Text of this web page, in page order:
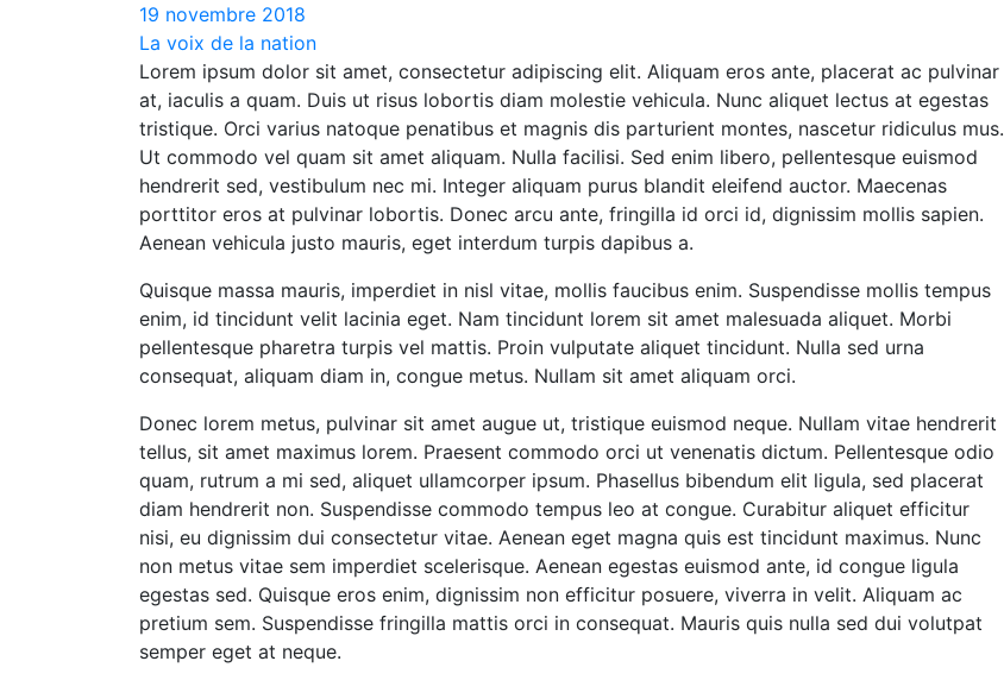
19 novembre 2018
La voix de la nation
Lorem ipsum dolor sit amet, consectetur adipiscing elit. Aliquam eros ante, placerat ac pulvinar
at, iaculis a quam. Duis ut risus lobortis diam molestie vehicula. Nunc aliquet lectus at egestas
tristique. Orci varius natoque penatibus et magnis dis parturient montes, nascetur ridiculus mus.
Ut commodo vel quam sit amet aliquam. Nulla facilisi. Sed enim libero, pellentesque euismod
hendrerit sed, vestibulum nec mi. Integer aliquam purus blandit eleifend auctor. Maecenas
porttitor eros at pulvinar lobortis. Donec arcu ante, fringilla id orci id, dignissim mollis sapien.
Aenean vehicula justo mauris, eget interdum turpis dapibus a.
Quisque massa mauris, imperdiet in nisl vitae, mollis faucibus enim. Suspendisse mollis tempus
enim, id tincidunt velit lacinia eget. Nam tincidunt lorem sit amet malesuada aliquet. Morbi
pellentesque pharetra turpis vel mattis. Proin vulputate aliquet tincidunt. Nulla sed urna
consequat, aliquam diam in, congue metus. Nullam sit amet aliquam orci.
Donec lorem metus, pulvinar sit amet augue ut, tristique euismod neque. Nullam vitae hendrerit
tellus, sit amet maximus lorem. Praesent commodo orci ut venenatis dictum. Pellentesque odio
quam, rutrum a mi sed, aliquet ullamcorper ipsum. Phasellus bibendum elit ligula, sed placerat
diam hendrerit non. Suspendisse commodo tempus leo at congue. Curabitur aliquet efficitur
nisi, eu dignissim dui consectetur vitae. Aenean eget magna quis est tincidunt maximus. Nunc
non metus vitae sem imperdiet scelerisque. Aenean egestas euismod ante, id congue ligula
egestas sed. Quisque eros enim, dignissim non efficitur posuere, viverra in velit. Aliquam ac
pretium sem. Suspendisse fringilla mattis orci in consequat. Mauris quis nulla sed dui volutpat
semper eget at neque.